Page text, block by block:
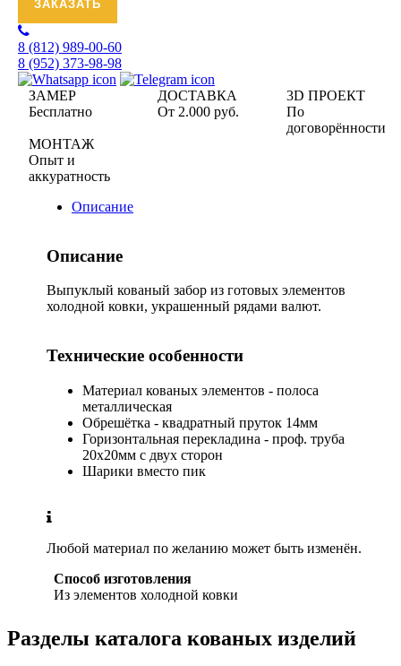
ЗАКАЗАТЬ
8 (812) 989-00-60
8 (952) 373-98-98
ЗАМЕР
Бесплатно
ДОСТАВКА
От 2.000 руб.
3D ПРОЕКТ
По
договорённости
МОНТАЖ
Опыт и
аккуратность
Описание
Описание
Выпуклый кованый забор из готовых элементов
холодной ковки, украшенный рядами валют.
Технические особенности
Материал кованых элементов - полоса
металлическая
Обрешётка - квадратный пруток 14мм
Горизонтальная перекладина - проф. труба
20х20мм с двух сторон
Шарики вместо пик
Любой материал по желанию может быть изменён.
Способ изготовления
Из элементов холодной ковки
Разделы каталога кованых изделий